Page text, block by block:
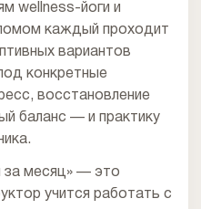
wellness-йоги и
каждый проходит
вариантов
конкретные
восстановление
баланс — и практику
за месяц» — это
учится работать с